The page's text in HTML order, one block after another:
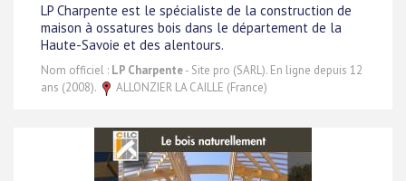
LP Charpente est le spécialiste de la construction de
maison à ossatures bois dans le département de la
Haute-Savoie et des alentours.
Nom officiel : LP Charpente- Site pro (SARL). En ligne depuis 12
ans (2008).
ALLONZIER LA CAILLE (France)